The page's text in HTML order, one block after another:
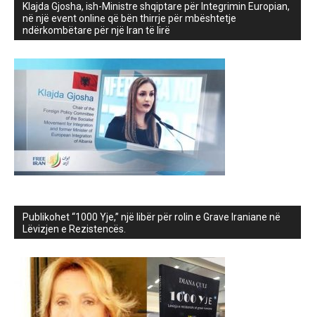
Klajda Gjosha, ish-Ministre shqiptare për Integrimin Europian,
në një event online që bën thirrje për mbështetje
ndërkombëtare për një Iran të lirë
Publikohet “1000 Yje,” një libër për rolin e Grave Iraniane në
Lëvizjen e Rezistencës.